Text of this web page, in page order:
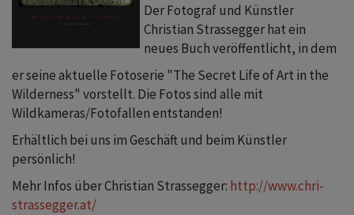
Der Fotograf und Künstler
Christian Strassegger hat ein
neues Buch veröffentlicht, in dem
er seine aktuelle Fotoserie "The Secret Life of Art in the
Wilderness" vorstellt. Die Fotos sind alle mit
Wildkameras/Fotofallen entstanden!
Erhältlich bei uns im Geschäft und beim Künstler
persönlich!
Mehr Infos über Christian Strassegger: http://www.chri-
strassegger.at/